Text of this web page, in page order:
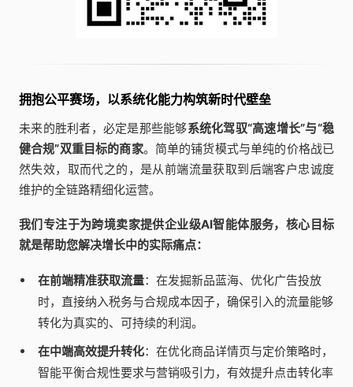
拥抱公平赛场，以系统化能力构筑新时代壁垒
未来的胜利者，必定是那些能够系统化驾驭“高速增长”与“稳
健合规”双重目标的商家。简单的铺货模式与单纯的价格战已
然失效，取而代之的，是从前端流量获取到后端客户忠诚度
维护的全链路精细化运营。
我们专注于为跨境卖家提供企业级AI智能体服务，核心目标
就是帮助您解决增长中的实际痛点：
在前端精准获取流量：在发掘新品蓝海、优化广告投放
时，直接纳入税务与合规成本因子，确保引入的流量能够
转化为真实的、可持续的利润。
在中端高效提升转化：在优化商品详情页与定价策略时，
智能平衡合规性要求与营销吸引力，有效提升点击转化率